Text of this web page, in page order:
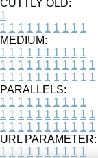
CUTTLY OLD:
1
1 1 1 1 1 1 1 1 1 1
MEDIUM:
1 1 1 1 1 1 1 1 1 1
1 1 1 1 1 1 1 1 1 1 1
1 1 1 1 1 1 1 1 1 1 1
PARALLELS:
1 1 1 1 1 1 1 1 1 1
1 1 1 1 1 1 1 1 1 1 1
1 1 1 1 1 1 1 1 1 1 1
URL PARAMETER:
1 1 1 1 1 1 1 1 1 1